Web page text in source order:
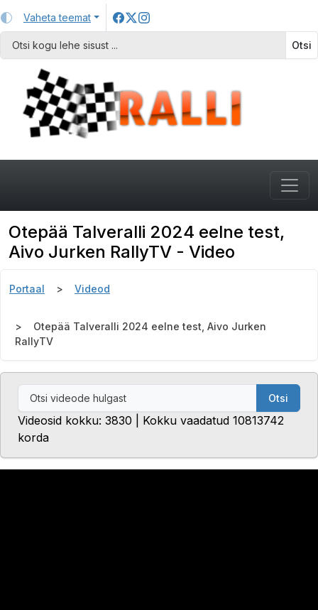
Vaheta teemat
Otsi
Otepää Talveralli 2024 eelne test,
Aivo Jurken RallyTV - Video
Portaal Videod
Otepää Talveralli 2024 eelne test, Aivo Jurken
RallyTV
Otsi
Videosid kokku: 3830 | Kokku vaadatud 10813742
korda